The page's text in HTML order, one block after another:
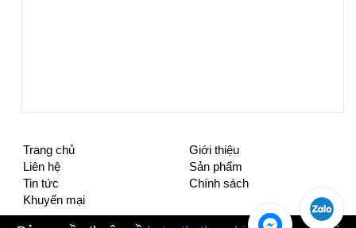
Trang chủ
Giới thiệu
Liên hệ
Sản phẩm
Tin tức
Chính sách
Khuyến mại